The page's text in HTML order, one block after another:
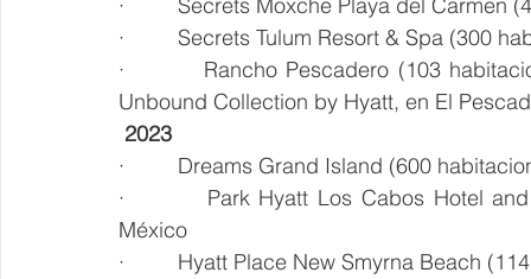
·         Secrets Tulum Resort & Spa (300
·         Rancho Pescadero (103
Unbound Collection by Hyatt, en El
2023
·         Dreams Grand Island (600
·         Park Hyatt Los Cabos Hotel
México
·         Hyatt Place New Smyrna Beach